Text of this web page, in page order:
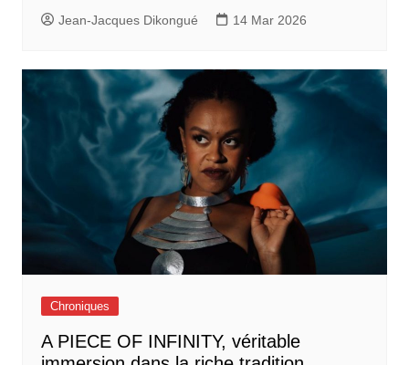
Jean-Jacques Dikongué 14 Mar 2026
Chroniques
A PIECE OF INFINITY, véritable